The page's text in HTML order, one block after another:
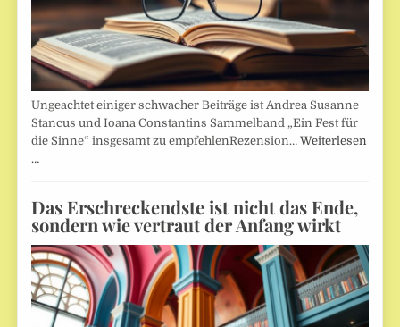
Ungeachtet einiger schwacher Beiträge ist Andrea Susanne
Stancus und Ioana Constantins Sammelband „Ein Fest für
die Sinne“ insgesamt zu empfehlenRezension…Weiterlesen
…
Das Erschreckendste ist nicht das Ende,
sondern wie vertraut der Anfang wirkt